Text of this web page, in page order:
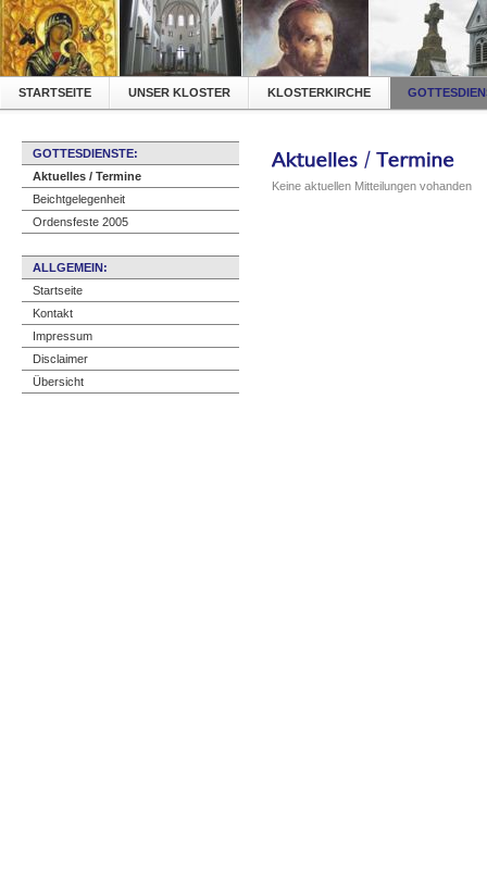
STARTSEITE UNSER KLOSTER KLOSTERKIRCHE
GOTTESDIENSTE:
Aktuelles / Termine
Beichtgelegenheit
Ordensfeste 2005
ALLGEMEIN:
Startseite
Kontakt
Impressum
Disclaimer
Übersicht
Keine aktuellen Mitteilungen vohanden